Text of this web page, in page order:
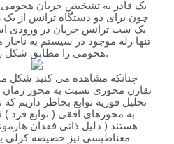
یک قادر به تشخیص جریان
چون برای دو دستگاه ترانس از یک
یک ست ترانس جریان در ورودی
تنها رله موجود در سیستم به ناچار
هجومی را مطابق شکل زیر دریافت می کند.
چنانکه مشاهده می کنید شکل
تقارن محوری نسبت به محور زمان
تحلیل فوریه توابع بخاطر داریم
به محورهای افقی ( توابع فرد )
هستند ( دلیل ذاتی فقدان
مغناطیسی نیز خصیصه کرلی